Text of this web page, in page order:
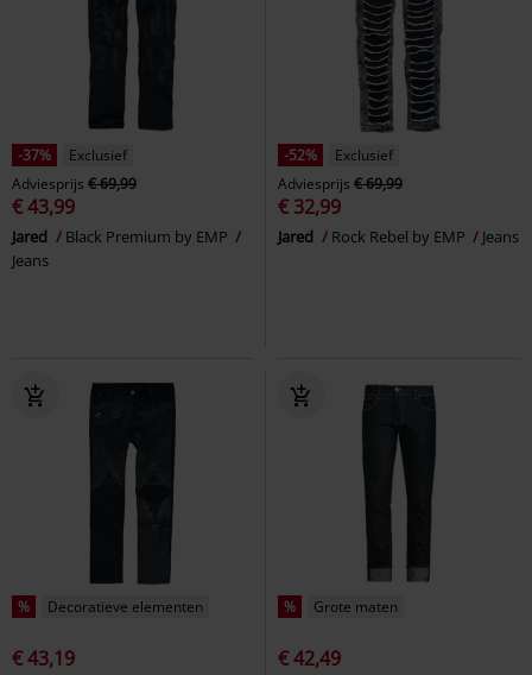
-37%
Exclusief
Adviesprijs € 69,99
€ 43,99
Jared
Black Premium by EMP
Jeans
-52%
Exclusief
Adviesprijs € 69,99
€ 32,99
Jared Rock Rebel by EMP Jeans
% Decoratieve elementen
€ 43,19
% Grote maten
€ 42,49